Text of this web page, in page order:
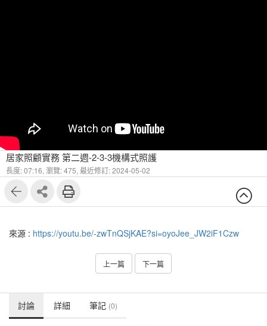
居家照顧實務 第二週-2-3-3機構式照護
長度: 07:16, 瀏覽: 475, 最近修訂: 2024-05-02
來源 : https://youtu.be/-zwTnQSjKAE?si=oyoJee_JW2iF1Czw
上一篇 下一篇
討論 詳細 筆記 (0)